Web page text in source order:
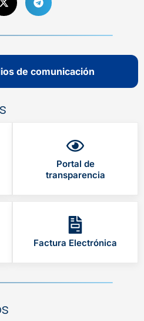
de comunicación
Portal de
transparencia
Factura Electrónica